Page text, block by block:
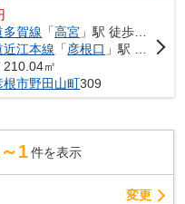
多賀線 「高宮 」駅 徒歩45分
近江本線 「彦根口 」駅 徒歩42分
㎡
根市野田山町309
1 件を表示
変更